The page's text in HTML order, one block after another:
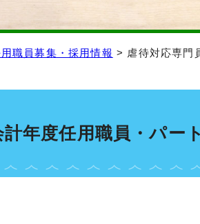
職員募集・採用情報 > 虐待対応専門
計年度任用職員・パー